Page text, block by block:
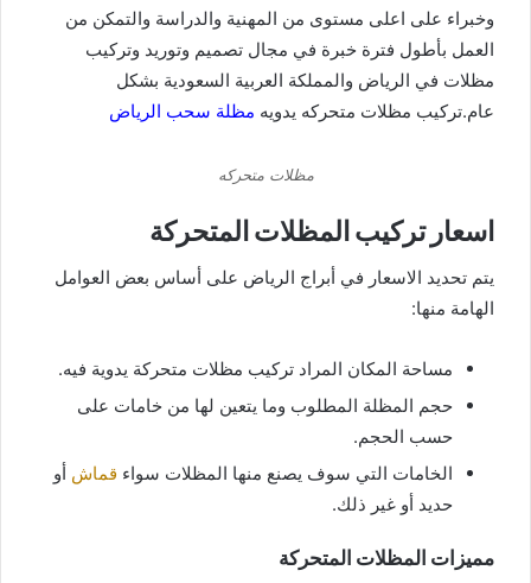
وخبراء على اعلى مستوى من المهنية والدراسة والتمكن من
العمل بأطول فترة خبرة في مجال تصميم وتوريد وتركيب
مظلات في الرياض والمملكة العربية السعودية بشكل
عام.تركيب مظلات متحركه يدويه مظلة سحب الرياض
مظلات متحركه
اسعار تركيب المظلات المتحركة
يتم تحديد الاسعار في أبراج الرياض على أساس بعض العوامل
الهامة منها:
مساحة المكان المراد تركيب مظلات متحركة يدوية فيه.
حجم المظلة المطلوب وما يتعين لها من خامات على
حسب الحجم.
الخامات التي سوف يصنع منها المظلات سواء قماش أو
حديد أو غير ذلك.
مميزات المظلات المتحركة